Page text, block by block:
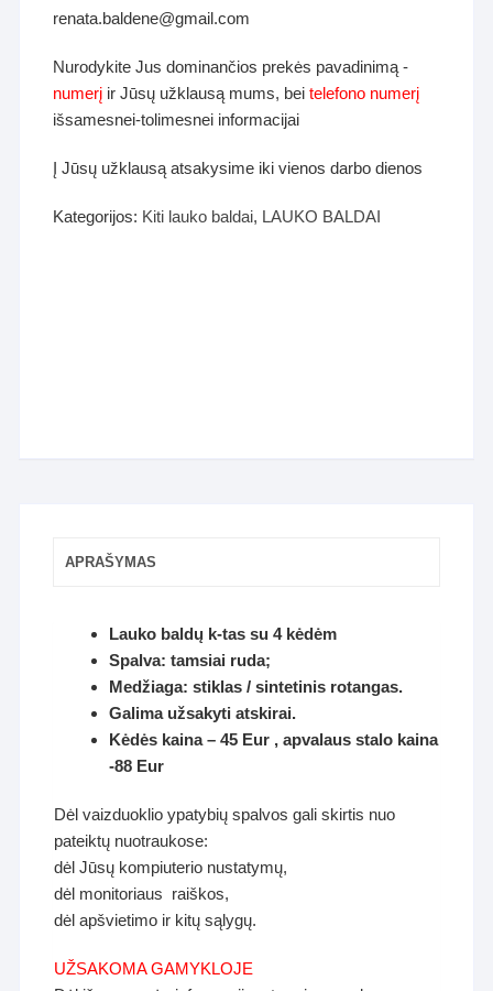
renata.baldene@gmail.com
Nurodykite Jus dominančios prekės pavadinimą -
numerį ir Jūsų užklausą mums, beitelefono numerį
išsamesnei-tolimesnei informacijai
Į Jūsų užklausą atsakysime iki vienos darbo dienos
Kategorijos: Kiti lauko baldai, LAUKO BALDAI
APRAŠYMAS
Lauko baldų k-tas su 4 kėdėm
Spalva: tamsiai ruda;
Medžiaga: stiklas / sintetinis rotangas.
Galima užsakyti atskirai.
Kėdės kaina – 45 Eur , apvalaus stalo kaina
-88 Eur
Dėl vaizduoklio ypatybių spalvos gali skirtis nuo
pateiktų nuotraukose:
dėl Jūsų kompiuterio nustatymų,
dėl monitoriaus raiškos,
dėl apšvietimo ir kitų sąlygų.
UŽSAKOMA GAMYKLOJE